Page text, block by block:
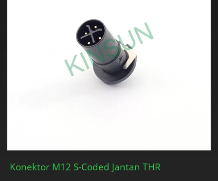
Konektor M12 S-Coded Jantan THR